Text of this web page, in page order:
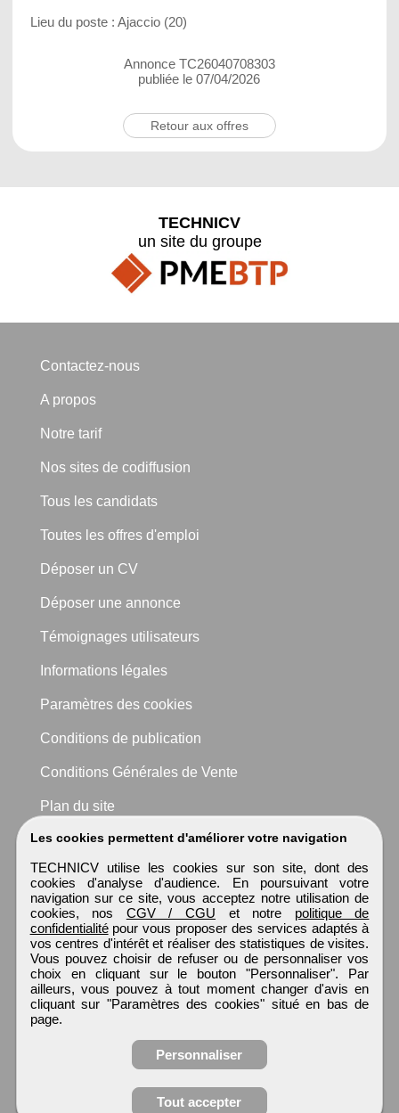
Lieu du poste : Ajaccio (20)
Annonce TC26040708303
publiée le 07/04/2026
Retour aux offres
Les cookies permettent d'améliorer votre navigation
TECHNICV utilise les cookies sur son site, dont des
cookies d'analyse d'audience. En poursuivant votre
navigation sur ce site, vous acceptez notre utilisation de
cookies, nos CGV / CGU et notre politique de
confidentialitépour vous proposer des services adaptés à
vos centres d'intérêt et réaliser des statistiques de visites.
Vous pouvez choisir de refuser ou de personnaliser vos
choix en cliquant sur le bouton "Personnaliser". Par
ailleurs, vous pouvez à tout moment changer d'avis en
cliquant sur "Paramètres des cookies" situé en bas de
page.
Personnaliser
Tout accepter
TECHNICV
un site du groupe
Contactez-nous
A propos
Notre tarif
Nos sites de codiffusion
Tous les candidats
Toutes les offres d'emploi
Déposer un CV
Déposer une annonce
Témoignages utilisateurs
Informations légales
Paramètres des cookies
Conditions de publication
Conditions Générales de Vente
Plan du site